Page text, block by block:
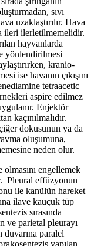
sıvı
uzaklaştırılır. Hava
ileri ilerletilmemelidir.
hayvanlarda
yönlendirilmesi
kranio-
ise havanın çıkışını
tetraacetic
aspire edilmez
Enjektör
kaçınılmalıdır.
dokusunun ya da
oluşumuna,
neden olur.
olmasını engellemek
Pleural effüzyonun
ile kanülün hareket
ilave kauçuk tüp
sırasında
ve parietal pleurayı
paralel